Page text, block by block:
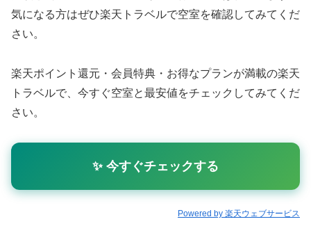
気になる方はぜひ楽天トラベルで空室を確認してみてくだ
さい。
楽天ポイント還元・会員特典・お得なプランが満載の楽天
トラベルで、今すぐ空室と最安値をチェックしてみてくだ
さい。
✨ 今すぐチェックする
Powered by 楽天ウェブサービス